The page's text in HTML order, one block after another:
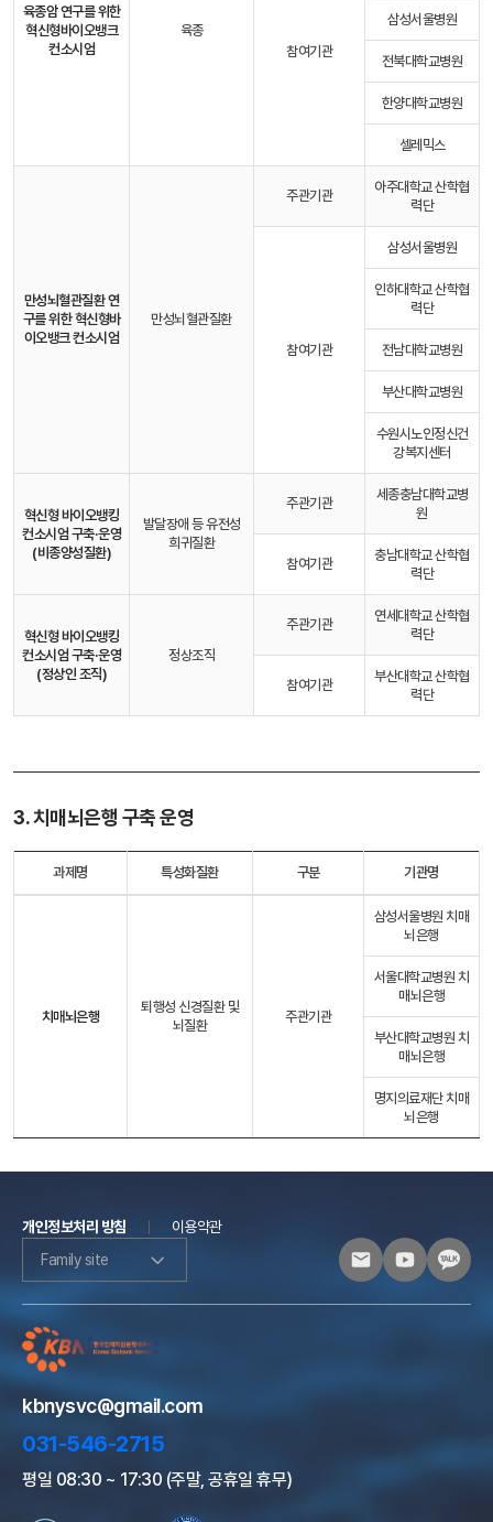
육종암 연구를 위한
혁신형바이오뱅크
컨소시엄
육종
참여기관
삼성서울병원
전북대학교병원
한양대학교병원
셀레믹스
만성뇌혈관질환 연
구를 위한 혁신형바
이오뱅크 컨소시엄
만성뇌혈관질환
주관기관
아주대학교 산학협
력단
참여기관
삼성서울병원
인하대학교 산학협
력단
전남대학교병원
부산대학교병원
수원시노인정신건
강복지센터
혁신형 바이오뱅킹
컨소시엄 구축·운영
(비종양성질환)
발달장애 등 유전성
희귀질환
주관기관
세종충남대학교병
원
참여기관
충남대학교 산학협
력단
혁신형 바이오뱅킹
컨소시엄 구축·운영
(정상인 조직)
정상조직
주관기관
연세대학교 산학협
력단
참여기관
부산대학교 산학협
력단
3. 치매뇌은행 구축 운영
과제명 특성화질환 구분 기관명
치매뇌은행
퇴행성 신경질환 및
뇌질환
주관기관
삼성서울병원 치매
뇌은행
서울대학교병원 치
매뇌은행
부산대학교병원 치
매뇌은행
명지의료재단 치매
뇌은행
개인정보처리 방침
이용약관
Family site
kbnysvc@gmail.com
031-546-2715
평일 08:30 ~ 17:30 (주말, 공휴일 휴무)